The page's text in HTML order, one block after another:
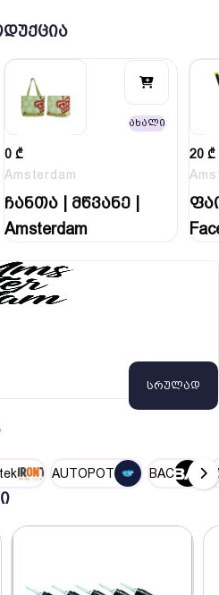
ახალი
0 ₾
Amsterdam
ჩანთა | მწვანე |
Amsterdam
20 ₾
სრულად
AUTOPOT BAC